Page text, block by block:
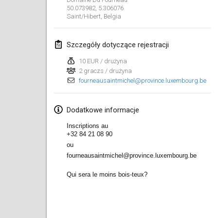
50.073982, 5.306076
Saint/Hibert, Belgia
Szczegóły dotyczące rejestracji
10 EUR / drużyna
2 graczs / drużyna
fourneausaintmichel@province.luxembourg.be
Dodatkowe informacje
Inscriptions au
+32 84 21 08 90
ou
fourneausaintmichel@province.luxembourg.be
Qui sera le moins bois-teux?
Lumi Mölkky
Tournoi de la St Valentin
10 lut 2018|Francja
Faschings-Mölkky
11 lut 2018|Niemcy
24 lut 2018|
SM HalliMölkky - Finnish Championship